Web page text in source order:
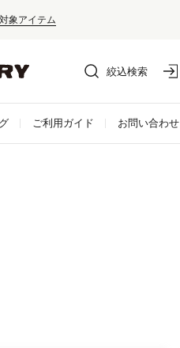
対象アイテム
絞込検索
ご利用ガイド お問い合わせ